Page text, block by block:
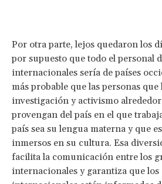
Por otra parte, lejos quedaron los
por supuesto que todo el personal
internacionales sería de países
más probable que las personas que
investigación y activismo
provengan del país en el que
país sea su lengua materna y que
inmersos en su cultura. Esa
facilita la comunicación entre los
internacionales y garantiza que los